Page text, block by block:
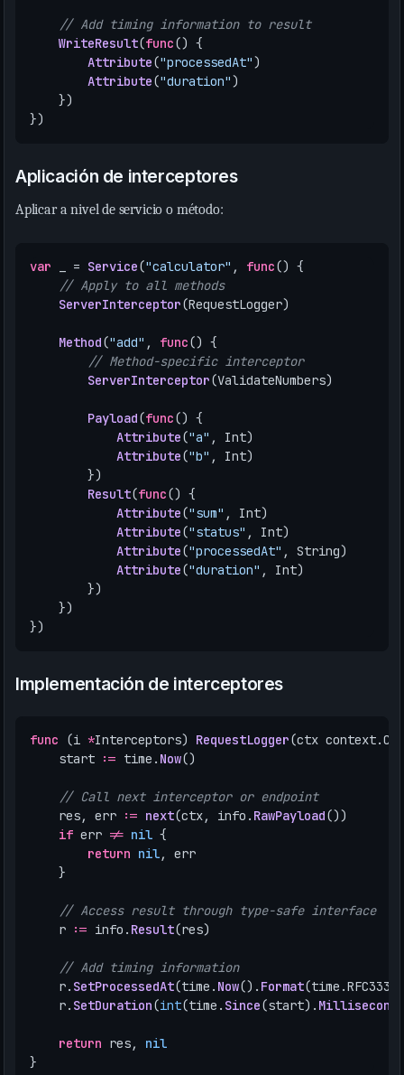
// Add timing information to result
WriteResult(func() {
Attribute("processedAt")
Attribute("duration")
})
})
Aplicación de interceptores
Aplicar a nivel de servicio o método:
var = Service("calculator" , func() {
// Apply to all methods
ServerInterceptor(RequestLogger)
Method("add" , func() {
// Method-specific interceptor
ServerInterceptor(ValidateNumbers)
Payload(func() {
Attribute("a" , Int)
Attribute("b" , Int)
})
Result(func() {
Attribute("sum" , Int)
Attribute("status" , Int)
Attribute("processedAt" , String)
Attribute("duration" , Int)
})
})
})
Implementación de interceptores
func (i *Interceptors) RequestLogger(ctx context.
start := time . Now()
// Call next interceptor or endpoint
res, err := next(ctx, info . RawPayload())
if err != nil {
return nil,
err
}
// Access result through type-safe interface
r := info . Result(res)
// Add timing information
r. SetProcessedAt(time . Now(). Format(time .RFC3339
r. SetDuration(int(time . Since(start). Milliseconds
return res,
nil
}